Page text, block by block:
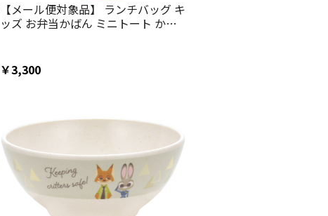
【メール便対象品】 ランチバッグ キ
ッズ お弁当かばん ミニトート かわ
ー Disney
￥3,300